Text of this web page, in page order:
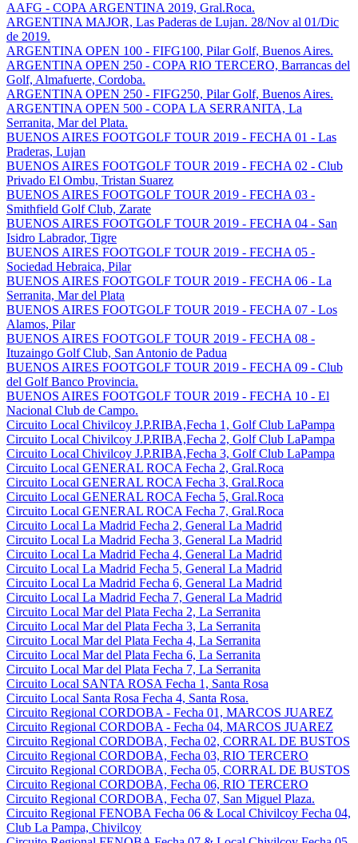
AAFG - COPA ARGENTINA 2019, Gral.Roca.
ARGENTINA MAJOR, Las Paderas de Lujan. 28/Nov al 01/Dic
de 2019.
ARGENTINA OPEN 100 - FIFG100, Pilar Golf, Buenos Aires.
ARGENTINA OPEN 250 - COPA RIO TERCERO, Barrancas del
Golf, Almafuerte, Cordoba.
ARGENTINA OPEN 250 - FIFG250, Pilar Golf, Buenos Aires.
ARGENTINA OPEN 500 - COPA LA SERRANITA, La
Serranita, Mar del Plata.
BUENOS AIRES FOOTGOLF TOUR 2019 - FECHA 01 - Las
Praderas, Lujan
BUENOS AIRES FOOTGOLF TOUR 2019 - FECHA 02 - Club
Privado El Ombu, Tristan Suarez
BUENOS AIRES FOOTGOLF TOUR 2019 - FECHA 03 -
Smithfield Golf Club, Zarate
BUENOS AIRES FOOTGOLF TOUR 2019 - FECHA 04 - San
Isidro Labrador, Tigre
BUENOS AIRES FOOTGOLF TOUR 2019 - FECHA 05 -
Sociedad Hebraica, Pilar
BUENOS AIRES FOOTGOLF TOUR 2019 - FECHA 06 - La
Serranita, Mar del Plata
BUENOS AIRES FOOTGOLF TOUR 2019 - FECHA 07 - Los
Alamos, Pilar
BUENOS AIRES FOOTGOLF TOUR 2019 - FECHA 08 -
Ituzaingo Golf Club, San Antonio de Padua
BUENOS AIRES FOOTGOLF TOUR 2019 - FECHA 09 - Club
del Golf Banco Provincia.
BUENOS AIRES FOOTGOLF TOUR 2019 - FECHA 10 - El
Nacional Club de Campo.
Circuito Local Chivilcoy J.P.RIBA,Fecha 1, Golf Club LaPampa
Circuito Local Chivilcoy J.P.RIBA,Fecha 2, Golf Club LaPampa
Circuito Local Chivilcoy J.P.RIBA,Fecha 3, Golf Club LaPampa
Circuito Local GENERAL ROCA Fecha 2, Gral.Roca
Circuito Local GENERAL ROCA Fecha 3, Gral.Roca
Circuito Local GENERAL ROCA Fecha 5, Gral.Roca
Circuito Local GENERAL ROCA Fecha 7, Gral.Roca
Circuito Local La Madrid Fecha 2, General La Madrid
Circuito Local La Madrid Fecha 3, General La Madrid
Circuito Local La Madrid Fecha 4, General La Madrid
Circuito Local La Madrid Fecha 5, General La Madrid
Circuito Local La Madrid Fecha 6, General La Madrid
Circuito Local La Madrid Fecha 7, General La Madrid
Circuito Local Mar del Plata Fecha 2, La Serranita
Circuito Local Mar del Plata Fecha 3, La Serranita
Circuito Local Mar del Plata Fecha 4, La Serranita
Circuito Local Mar del Plata Fecha 6, La Serranita
Circuito Local Mar del Plata Fecha 7, La Serranita
Circuito Local SANTA ROSA Fecha 1, Santa Rosa
Circuito Local Santa Rosa Fecha 4, Santa Rosa.
Circuito Regional CORDOBA - Fecha 01, MARCOS JUAREZ
Circuito Regional CORDOBA - Fecha 04, MARCOS JUAREZ
Circuito Regional CORDOBA, Fecha 02, CORRAL DE BUSTOS
Circuito Regional CORDOBA, Fecha 03, RIO TERCERO
Circuito Regional CORDOBA, Fecha 05, CORRAL DE BUSTOS
Circuito Regional CORDOBA, Fecha 06, RIO TERCERO
Circuito Regional CORDOBA, Fecha 07, San Miguel Plaza.
Circuito Regional FENOBA Fecha 06 & Local Chivilcoy Fecha 04,
Club La Pampa, Chivilcoy